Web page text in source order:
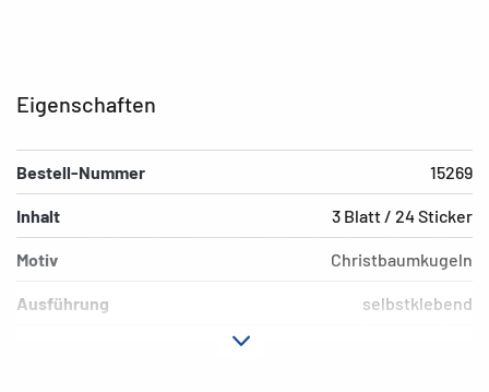
Eigenschaften
Bestell-Nummer 15269
Inhalt 3 Blatt / 24 Sticker
Motiv Christbaumkugeln
Ausführung selbstklebend